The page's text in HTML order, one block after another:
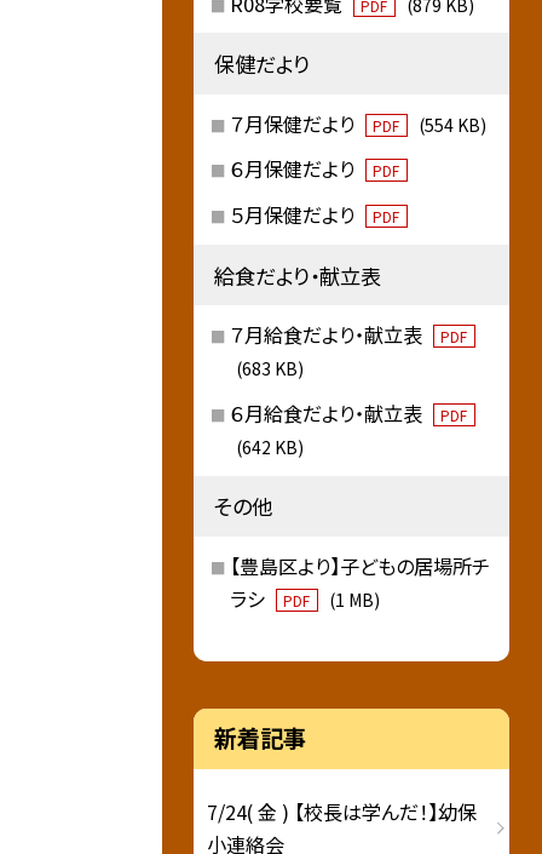
PDF
保健だより
７月保健だより PDF (554 KB)
６月保健だより PDF
５月保健だより PDF
給食だより・献立表
７月給食だより・献立表 PDF
(683 KB)
６月給食だより・献立表 PDF
(642 KB)
その他
【豊島区より】子どもの居場所チ
ラシ
PDF (1 MB)
新着記事
7/24( 金 ) 【校長は学んだ！】幼保
小連絡会